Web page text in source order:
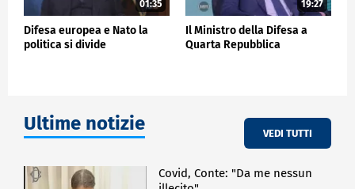
01:35
Difesa europea e Nato la
politica si divide
19:27
Il Ministro della Difesa a
Quarta Repubblica
Ultime notizie VEDI TUTTI
Covid, Conte: "Da me nessun